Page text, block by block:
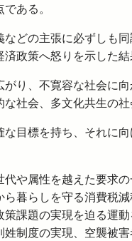
ある。
どの主張に必ずしも
政策へ怒りを示した
り、不寛容な社会に
社会、多文化共生の
目標を持ち、それに
や属性を越えた要求
ら暮らしを守る消費税
策課題の実現を迫る運
制度の実現、空襲被